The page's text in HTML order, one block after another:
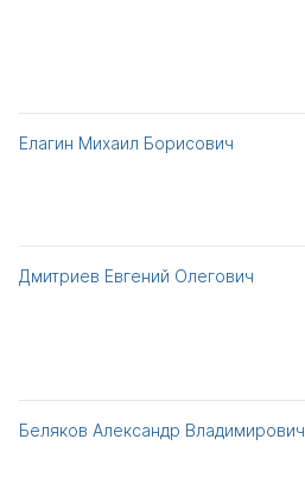
Елагин Михаил Борисович
Дмитриев Евгений Олегович
Беляков Александр Владимирович